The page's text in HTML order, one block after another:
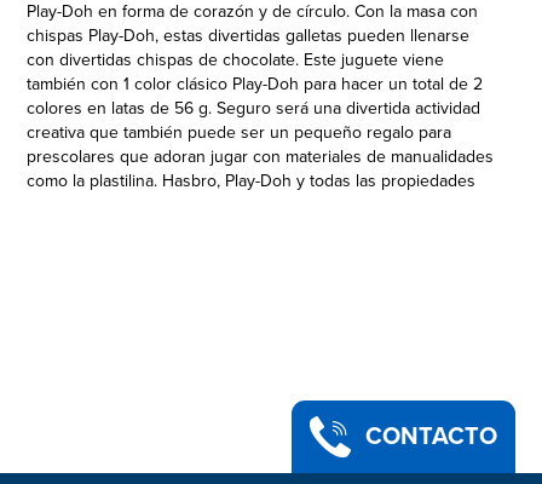
Play-Doh en forma de corazón y de círculo. Con la masa con
chispas Play-Doh, estas divertidas galletas pueden llenarse
con divertidas chispas de chocolate. Este juguete viene
también con 1 color clásico Play-Doh para hacer un total de 2
colores en latas de 56 g. Seguro será una divertida actividad
creativa que también puede ser un pequeño regalo para
prescolares que adoran jugar con materiales de manualidades
como la plastilina. Hasbro, Play-Doh y todas las propiedades
de diversión con una lata de 56 gramos de colorida masa con
chispas. También hay una lata masa clásica para hacer un total
de 2 latas Play-Doh de 56 gramos cada una.
• PARA PEQUEÑOS PANADEROS DE 3 AÑOS EN ADELANTE -
CONTACTO